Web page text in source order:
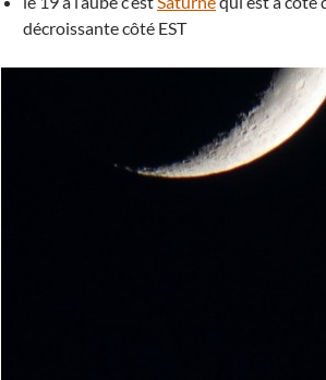
décroissante côté EST